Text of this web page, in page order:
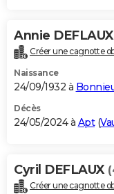
Annie DEFLAUX
Créer une cagnotte
Naissance
24/09/1932 à
Décès
24/05/2024 à Apt(
Cyril DEFLAUX
Créer une cagnotte